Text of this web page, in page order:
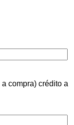
compra) crédito a